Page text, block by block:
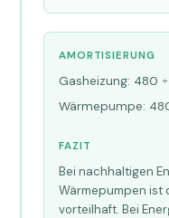
AMORTISIERUNG
Gasheizung: 480
Wärmepumpe:
FAZIT
Bei nachhaltigen
Wärmepumpen ist
vorteilhaft. Bei